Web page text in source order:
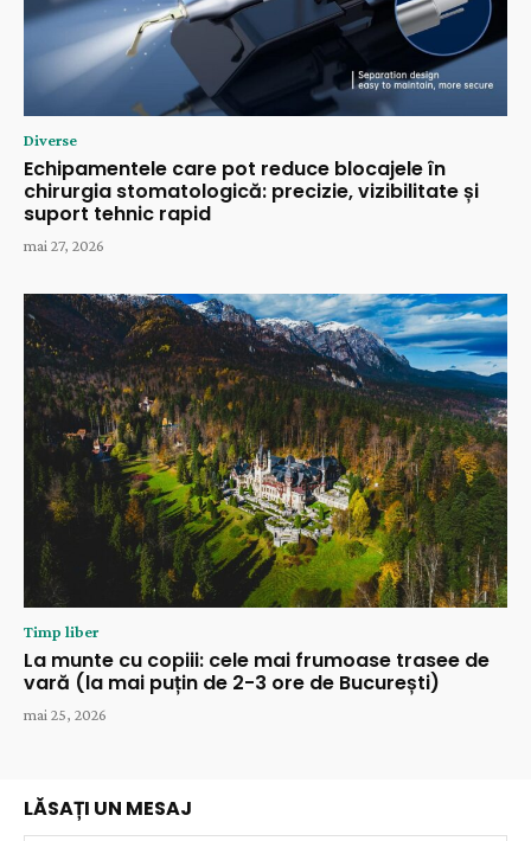
Diverse
Echipamentele care pot reduce blocajele în
chirurgia stomatologică: precizie, vizibilitate și
suport tehnic rapid
mai 27, 2026
Timp liber
La munte cu copiii: cele mai frumoase trasee de
vară (la mai puțin de 2-3 ore de București)
mai 25, 2026
LĂSAȚI UN MESAJ